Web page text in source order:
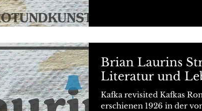
Brian Laurins
Literatur und
Kafka revisited Kafkas
erschienen 1926 in der